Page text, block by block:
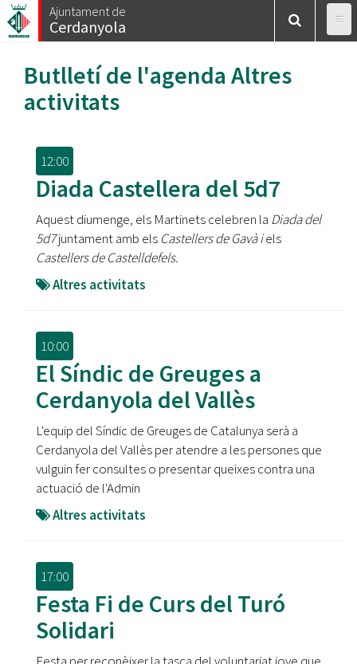
Vés
al
Ajuntament de
Cerdanyola
Butlletí de l'agenda Altres
activitats
12:00
Diada Castellera del 5d7
Aquest diumenge, els Martinets celebren la Diada del
5d7juntament amb els Castellers de Gavà iels
Castellers de Castelldefels.
Altres activitats
10:00
El Síndic de Greuges a
Cerdanyola del Vallès
L'equip del Síndic de Greuges de Catalunya serà a
Cerdanyola del Vallès per atendre a les persones que
vulguin fer consultes o presentar queixes contra una
actuació de l'Admin
Altres activitats
17:00
Festa Fi de Curs del Turó
Solidari